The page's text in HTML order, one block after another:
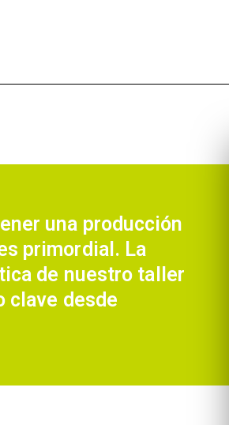
una producción
primordial. La
de nuestro taller
clave desde